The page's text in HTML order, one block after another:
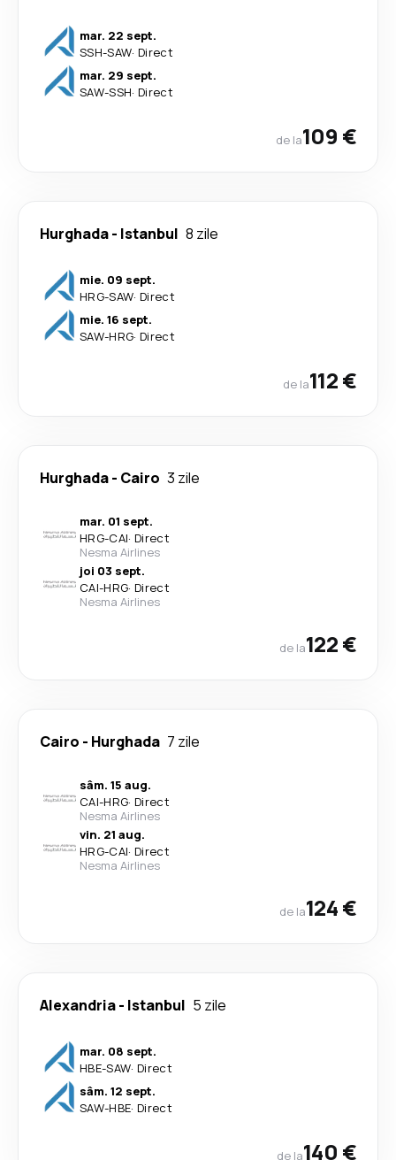
mar. 22 sept.
SSH-SAW· Direct
mar. 29 sept.
SAW-SSH· Direct
de la109 €
Hurghada- Istanbul 8 zile
mie. 09 sept.
HRG-SAW· Direct
mie. 16 sept.
SAW-HRG· Direct
de la112 €
Hurghada- Cairo 3 zile
mar. 01 sept.
HRG-CAI· Direct
Nesma Airlines
joi 03 sept.
CAI-HRG· Direct
Nesma Airlines
de la122 €
Cairo - Hurghada 7 zile
sâm. 15 aug.
CAI-HRG· Direct
Nesma Airlines
vin. 21 aug.
HRG-CAI· Direct
Nesma Airlines
de la124 €
Alexandria- Istanbul 5 zile
mar. 08 sept.
HBE-SAW· Direct
sâm. 12 sept.
SAW-HBE· Direct
de la140 €